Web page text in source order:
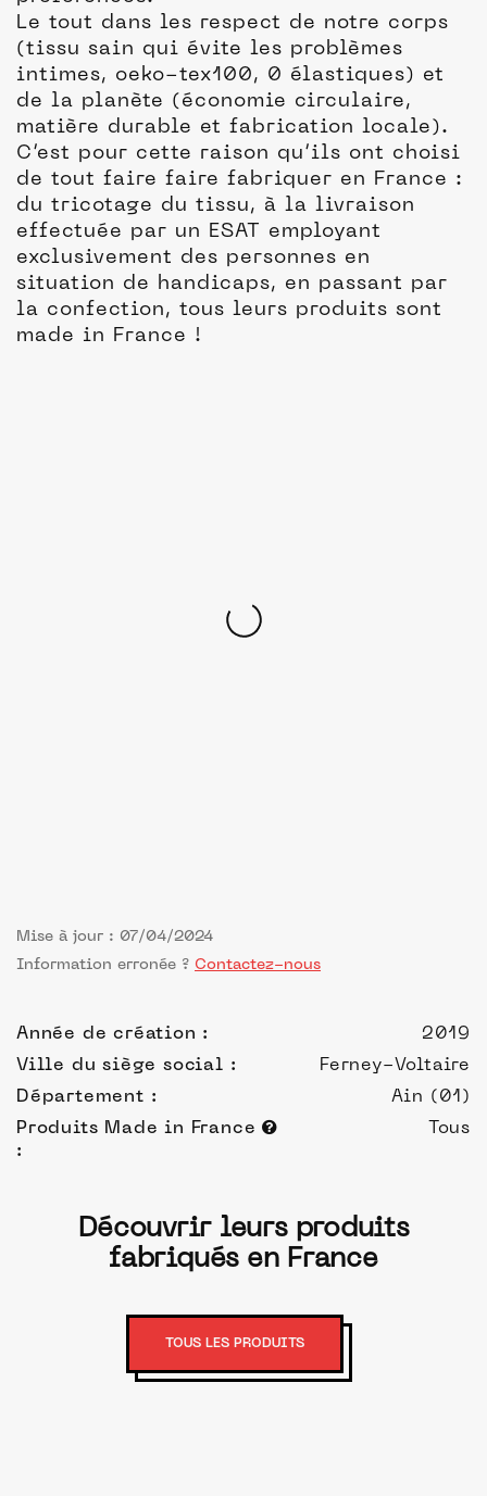
Le tout dans les respect de notre corps
(tissu sain qui évite les problèmes
intimes, oeko-tex100, 0 élastiques) et
de la planète (économie circulaire,
matière durable et fabrication locale).
C’est pour cette raison qu’ils ont choisi
de tout faire faire fabriquer en France :
du tricotage du tissu, à la livraison
effectuée par un ESAT employant
exclusivement des personnes en
situation de handicaps, en passant par
la confection, tous leurs produits sont
made in France !
Mise à jour : 07/04/2024
Information erronée ? Contactez-nous
Année de création :
2019
Ville du siège social :
Ferney-Voltaire
Département :
Ain (01)
Produits Made in France
:
Tous
Découvrir leurs produits
fabriqués en France
TOUS LES PRODUITS